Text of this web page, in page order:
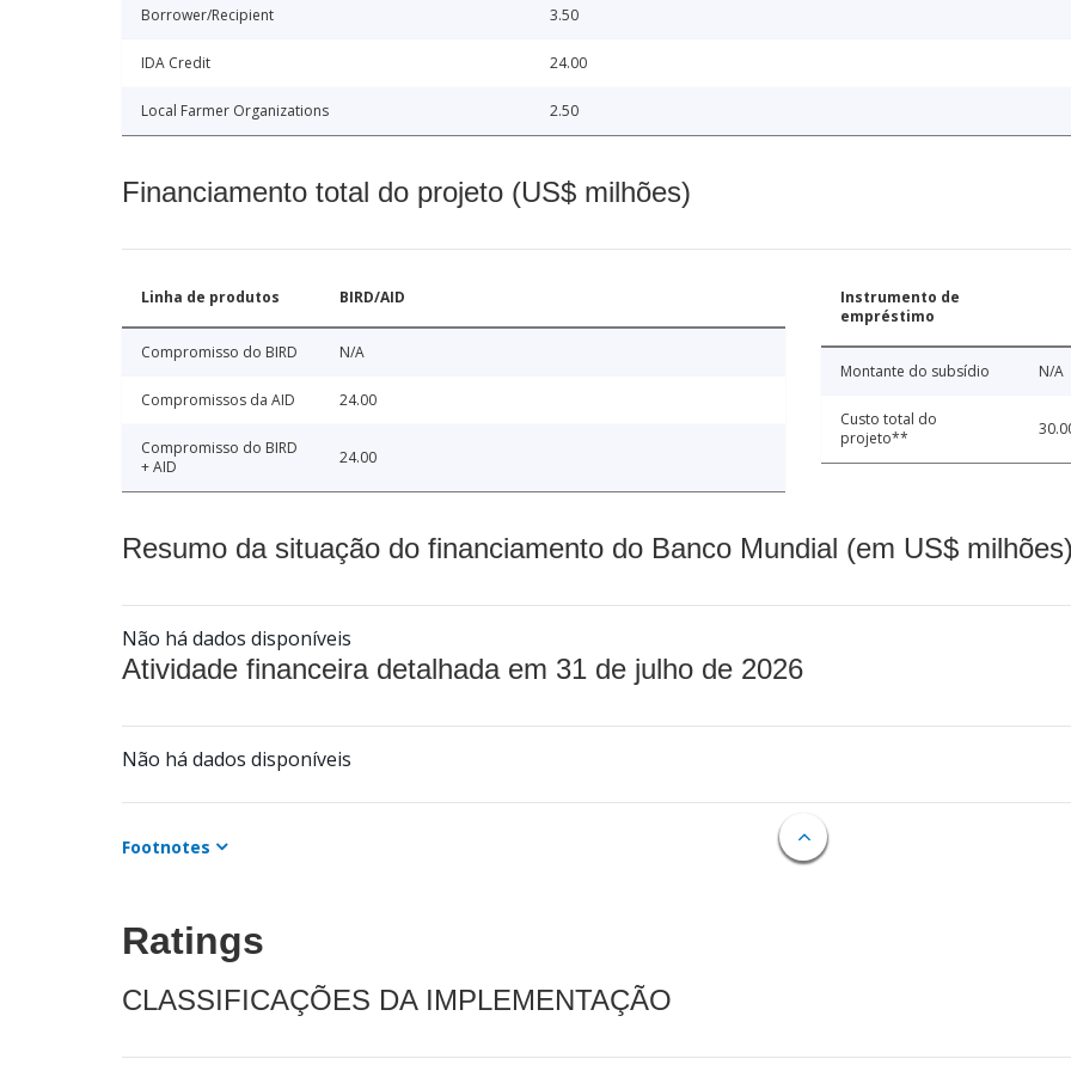
Borrower/Recipient 3.50
IDA Credit 24.00
Local Farmer Organizations 2.50
Financiamento total do projeto (US$ milhões)
Linha de produtos BIRD/AID
Compromisso do BIRD N/A
Compromissos da AID 24.00
Compromisso do BIRD
+ AID
24.00
Instrumento de
empréstimo
Montante do subsídio N/A
Custo total do
projeto**
Resumo da situação do financiamento do Banco Mundial (em US$
Não há dados disponíveis
Atividade financeira detalhada em 31 de julho de 2026
Não há dados disponíveis
Footnotes
Ratings
CLASSIFICAÇÕES DA IMPLEMENTAÇÃO